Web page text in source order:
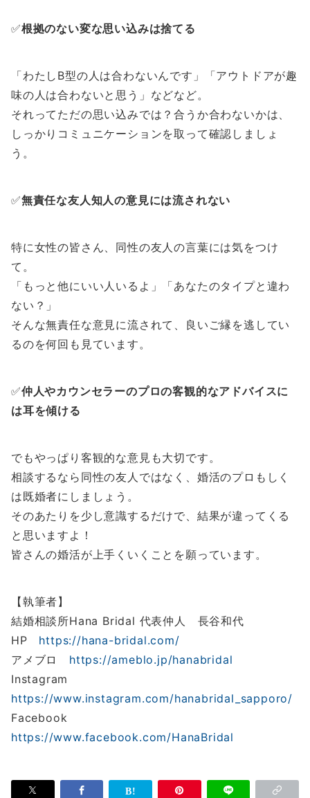
✅根拠のない変な思い込みは捨てる
「わたしB型の人は合わないんです」「アウトドアが趣
味の人は合わないと思う」などなど。
それってただの思い込みでは？合うか合わないかは、
しっかりコミュニケーションを取って確認しましょ
う。
✅無責任な友人知人の意見には流されない
特に女性の皆さん、同性の友人の言葉には気をつけ
て。
「もっと他にいい人いるよ」「あなたのタイプと違わ
ない？」
そんな無責任な意見に流されて、良いご縁を逃してい
るのを何回も見ています。
✅仲人やカウンセラーのプロの客観的なアドバイスに
は耳を傾ける
でもやっぱり客観的な意見も大切です。
相談するなら同性の友人ではなく、婚活のプロもしく
は既婚者にしましょう。
そのあたりを少し意識するだけで、結果が違ってくる
と思いますよ！
皆さんの婚活が上手くいくことを願っています。
【執筆者】
結婚相談所Hana Bridal 代表仲人 長谷和代
HP https://hana-bridal.com/
アメブロ https://ameblo.jp/hanabridal
Instagram
https://www.instagram.com/hanabridal_sapporo/
Facebook
https://www.facebook.com/HanaBridal